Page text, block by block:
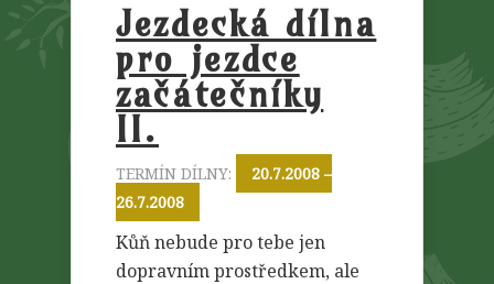
Jezdecká dílna
pro jezdce
začátečníky
II.
TERMÍN DÍLNY:
20.7.2008 –
26.7.2008
Kůň nebude pro tebe jen
dopravním prostředkem, ale